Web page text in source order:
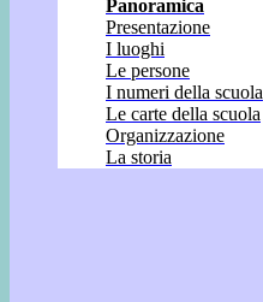
Panoramica
Presentazione
I luoghi
Le persone
I numeri della scuola
Le carte della scuola
Organizzazione
La storia